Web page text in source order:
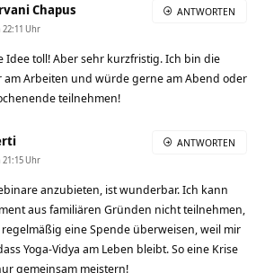
Chapus
22:11 Uhr
Idee toll! Aber sehr kurzfristig. Ich bin die
am Arbeiten und würde gerne am Abend oder
teilnehmen!
ANTWORTEN
21:15 Uhr
anzubieten, ist wunderbar. Ich kann
aus familiären Gründen nicht teilnehmen,
eine Spende überweisen, weil mir
Yoga-Vidya am Leben bleibt. So eine Krise
gemeinsam meistern!
ANTWORTEN